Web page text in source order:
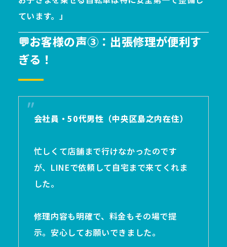
ています。」
💬お客様の声③：出張修理が便利す
ぎる！
会社員・50代男性（中央区島之内在住）
忙しくて店舗まで行けなかったのです
が、LINEで依頼して自宅まで来てくれま
した。
修理内容も明確で、料金もその場で提
示。安心してお願いできました。